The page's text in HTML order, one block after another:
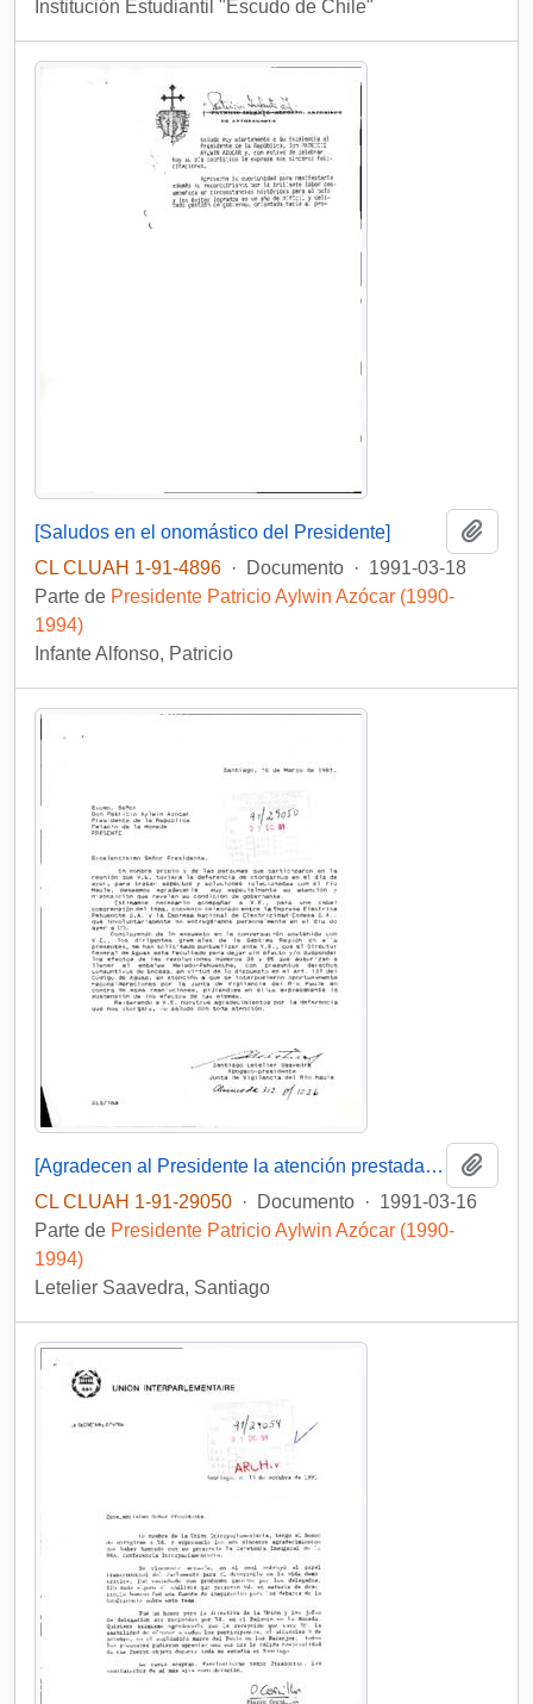
Institución Estudiantil "Escudo de Chile"
[Saludos en el onomástico del Presidente]
CL CLUAH 1-91-4896 · Documento · 1991-03-18
Parte de Presidente Patricio Aylwin Azócar (1990-
1994)
Infante Alfonso, Patricio
[Agradecen al Presidente la atención prestada a su caso]
CL CLUAH 1-91-29050 · Documento · 1991-03-16
Parte de Presidente Patricio Aylwin Azócar (1990-
1994)
Letelier Saavedra, Santiago